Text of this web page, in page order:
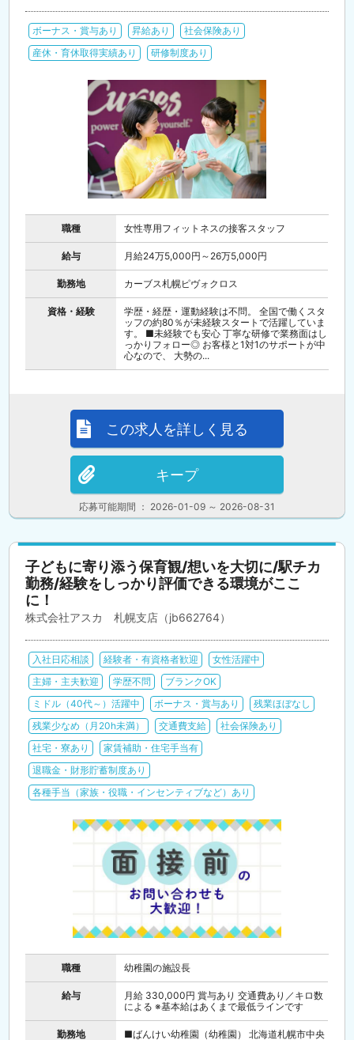
ボーナス・賞与あり 昇給あり
社会保険あり
産休・育休取得実績あり
研修制度あり
職種 女性専用フィットネスの接客スタッフ
給与 月給24万5,000円～26万5,000円
勤務地 カーブス札幌ピヴォクロス
資格・経験
学歴・経歴・運動経験は不問。 全国で働くスタ
ッフの約80％が未経験スタートで活躍していま
す。 ■未経験でも安心 丁寧な研修で業務面はし
っかりフォロー◎ お客様と1対1のサポートが中
心なので、 大勢の...
応募可能期間 ： 2026-01-09 ～ 2026-08-31
この求人を詳しく見る
キープ
子どもに寄り添う保育観/想いを大切に/駅チカ
勤務/経験をしっかり評価できる環境がここ
に！
株式会社アスカ 札幌支店（jb662764）
入社日応相談 経験者・有資格者歓迎
女性活躍中
主婦・主夫歓迎
学歴不問
ブランクOK
ミドル（40代～）活躍中
ボーナス・賞与あり
残業ほぼなし
残業少なめ（月20h未満）
交通費支給
社会保険あり
社宅・寮あり
家賃補助・住宅手当有
退職金・財形貯蓄制度あり
各種手当（家族・役職・インセンティブなど）あり
職種 幼稚園の施設長
給与
月給 330,000円 賞与あり 交通費あり／キロ数
による ※基本給はあくまで最低ラインです
勤務地
■ばんけい幼稚園（幼稚園） 北海道札幌市中央